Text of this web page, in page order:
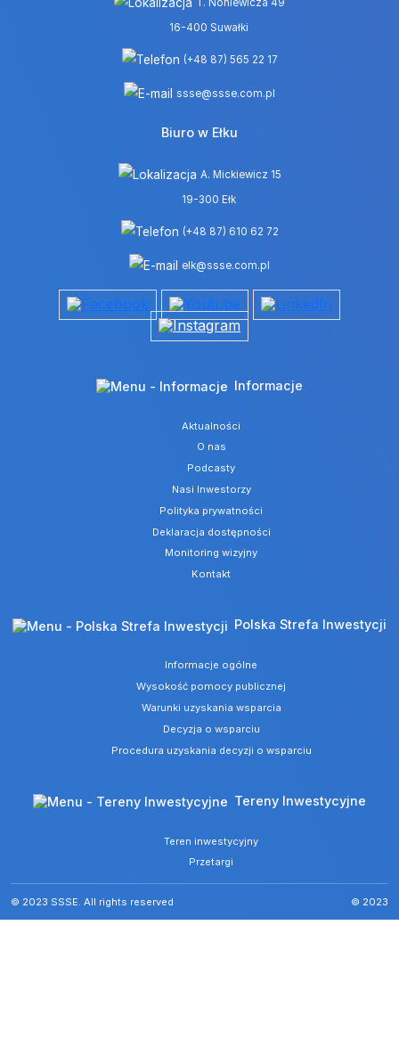
T. Noniewicza 49
16-400 Suwałki
(+48 87) 565 22 17
ssse@ssse.com.pl
Biuro w Ełku
A. Mickiewicz 15
19-300 Ełk
(+48 87) 610 62 72
elk@ssse.com.pl
Informacje
Aktualności
O nas
Podcasty
Nasi Inwestorzy
Polityka prywatności
Deklaracja dostępności
Monitoring wizyjny
Kontakt
Polska Strefa Inwestycji
Informacje ogólne
Wysokość pomocy publicznej
Warunki uzyskania wsparcia
Decyzja o wsparciu
Procedura uzyskania decyzji o wsparciu
Tereny Inwestycyjne
Teren inwestycyjny
Przetargi
© 2023 SSSE. All rights reserved © 2023